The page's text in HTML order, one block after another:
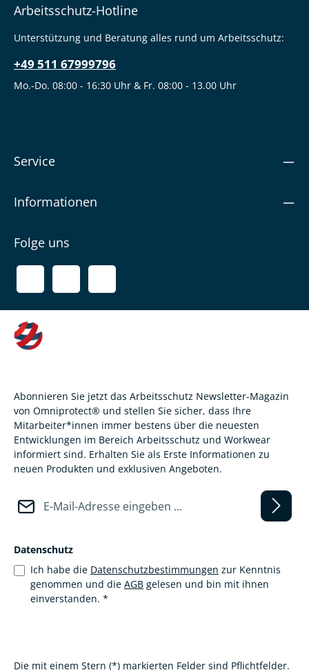
Arbeitsschutz-Hotline
Unterstützung und Beratung alles rund um Arbeitsschutz:
+49 511 67999796
Mo.-Do. 08:00 - 16:30 Uhr & Fr. 08:00 - 13.00 Uhr
Service
Informationen
Folge uns
Abonnieren Sie jetzt das Arbeitsschutz Newsletter-Magazin
von Omniprotect® und stellen Sie sicher, dass Ihre
Mitarbeiter*innen immer bestens über die neuesten
Entwicklungen im Bereich Arbeitsschutz und Workwear
informiert sind. Erhalten Sie als Erste Informationen zu
neuen Produkten und exklusiven Angeboten.
Datenschutz
Ich habe die Datenschutzbestimmungen zur Kenntnis
genommen und die AGB gelesen und bin mit ihnen
einverstanden. *
Die mit einem Stern (*) markierten Felder sind Pflichtfelder.